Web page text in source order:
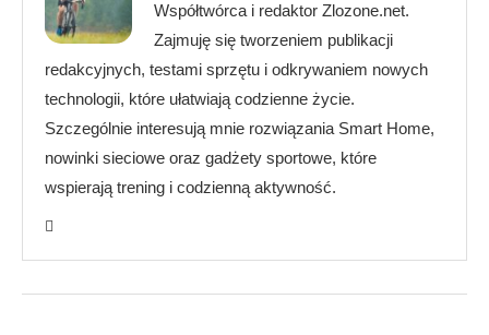
Współtwórca i redaktor Zlozone.net.
Zajmuję się tworzeniem publikacji
redakcyjnych, testami sprzętu i odkrywaniem nowych
technologii, które ułatwiają codzienne życie.
Szczególnie interesują mnie rozwiązania Smart Home,
nowinki sieciowe oraz gadżety sportowe, które
wspierają trening i codzienną aktywność.